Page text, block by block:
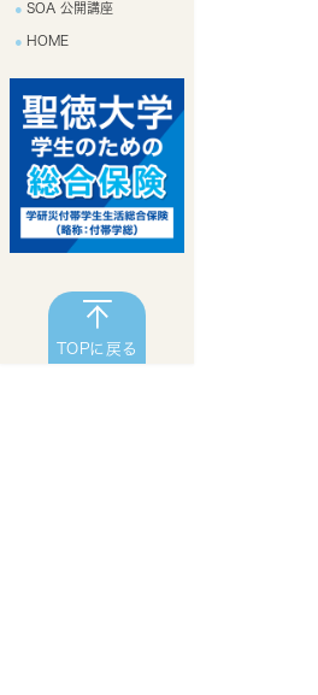
SOA 公開講座
HOME
TOPに戻る